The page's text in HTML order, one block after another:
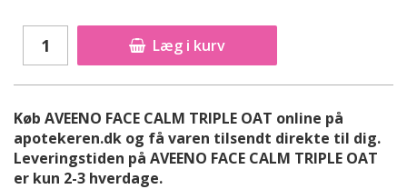
Læg i kurv
Køb AVEENO FACE CALM TRIPLE OAT online på
apotekeren.dk og få varen tilsendt direkte til dig.
Leveringstiden på AVEENO FACE CALM TRIPLE OAT
er kun 2-3 hverdage.